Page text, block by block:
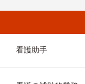
看護助手